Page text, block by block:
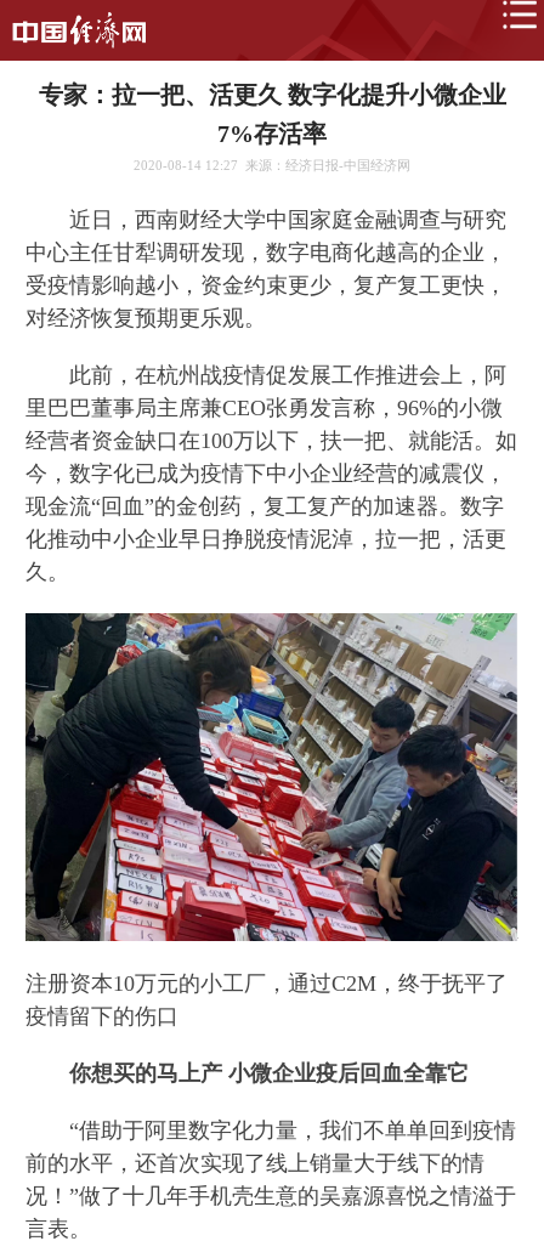
专家：拉一把、活更久 数字化提升小微企业
7%存活率
2020-08-14 12:27 来源：经济日报-中国经济网
近日，西南财经大学中国家庭金融调查与研究
中心主任甘犁调研发现，数字电商化越高的企业，
受疫情影响越小，资金约束更少，复产复工更快，
对经济恢复预期更乐观。
此前，在杭州战疫情促发展工作推进会上，阿
里巴巴董事局主席兼CEO张勇发言称，96%的小微
经营者资金缺口在100万以下，扶一把、就能活。如
今，数字化已成为疫情下中小企业经营的减震仪，
现金流“回血”的金创药，复工复产的加速器。数字
化推动中小企业早日挣脱疫情泥淖，拉一把，活更
久。
注册资本10万元的小工厂，通过C2M，终于抚平了
疫情留下的伤口
你想买的马上产 小微企业疫后回血全靠它
“借助于阿里数字化力量，我们不单单回到疫情
前的水平，还首次实现了线上销量大于线下的情
况！”做了十几年手机壳生意的吴嘉源喜悦之情溢于
言表。